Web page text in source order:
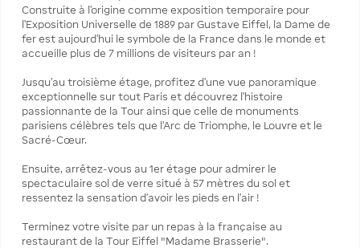
Construite à l'origine comme exposition temporaire pour
l'Exposition Universelle de 1889 par Gustave Eiffel, la Dame de
fer est aujourd'hui le symbole de la France dans le monde et
accueille plus de 7 millions de visiteurs par an !
Jusqu'au troisième étage, profitez d'une vue panoramique
exceptionnelle sur tout Paris et découvrez l'histoire
passionnante de la Tour ainsi que celle de monuments
parisiens célèbres tels que l'Arc de Triomphe, le Louvre et le
Sacré-Cœur.
Ensuite, arrêtez-vous au 1er étage pour admirer le
spectaculaire sol de verre situé à 57 mètres du sol et
ressentez la sensation d'avoir les pieds en l'air !
Terminez votre visite par un repas à la française au
restaurant de la Tour Eiffel "Madame Brasserie".